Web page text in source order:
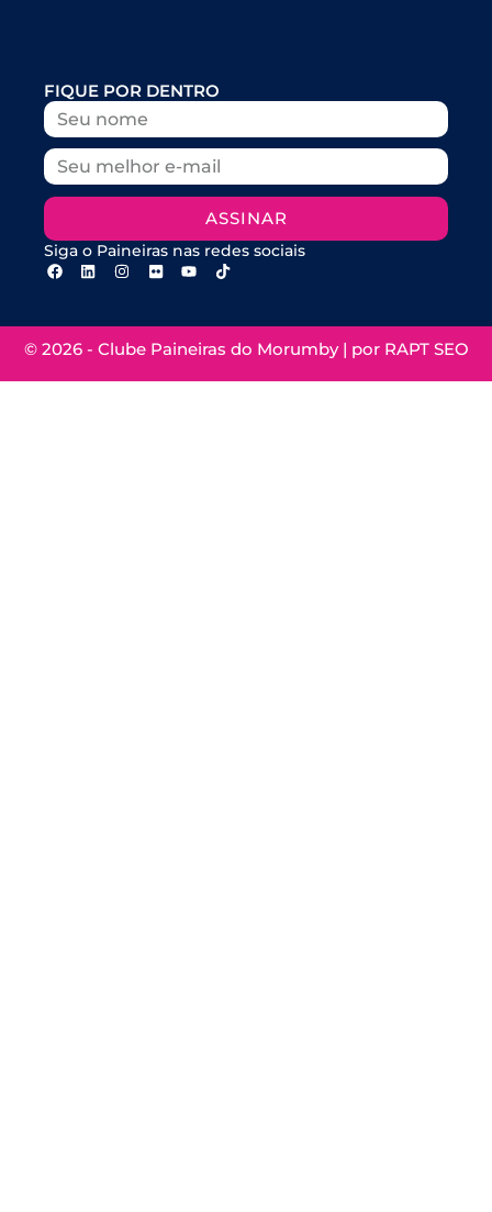
FIQUE POR DENTRO
ASSINAR
Siga o Paineiras nas redes sociais
© 2026 - Clube Paineiras do Morumby | por RAPT SEO